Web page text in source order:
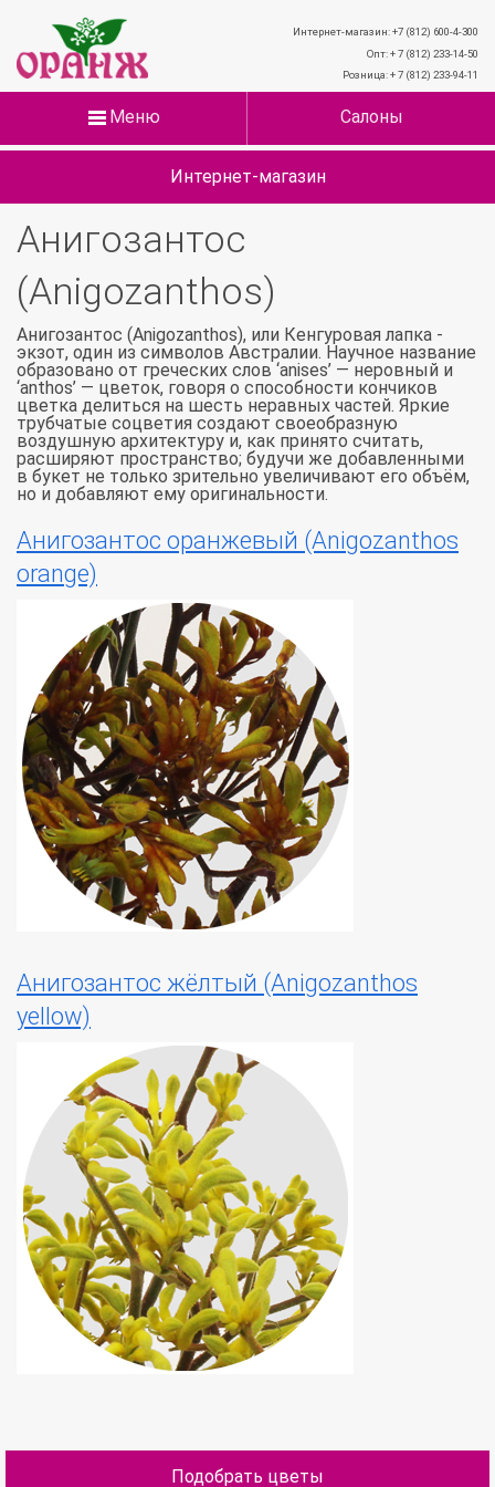
Интернет-магазин: +7 (812) 600-4-300
Опт: + 7 (812) 233-14-50
Розница: + 7 (812) 233-94-11
Меню Салоны
Интернет-магазин
Анигозантос
(Anigozanthos)
Анигозантос (Anigozanthos), или Кенгуровая лапка -
экзот, один из символов Австралии. Научное название
образовано от греческих слов ‘anises’ — неровный и
‘anthos’ — цветок, говоря о способности кончиков
цветка делиться на шесть неравных частей. Яркие
трубчатые соцветия создают своеобразную
воздушную архитектуру и, как принято считать,
расширяют пространство; будучи же добавленными
в букет не только зрительно увеличивают его объём,
но и добавляют ему оригинальности.
Анигозантос оранжевый (Anigozanthos
orange)
Анигозантос жёлтый (Anigozanthos
yellow)
Подобрать цветы